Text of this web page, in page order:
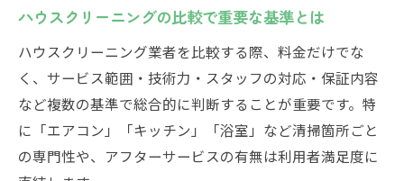
ハウスクリーニングの比較で重要な基準とは
ハウスクリーニング業者を比較する際、料金だけでな
く、サービス範囲・技術力・スタッフの対応・保証内容
など複数の基準で総合的に判断することが重要です。特
に「エアコン」「キッチン」「浴室」など清掃箇所ごと
の専門性や、アフターサービスの有無は利用者満足度に